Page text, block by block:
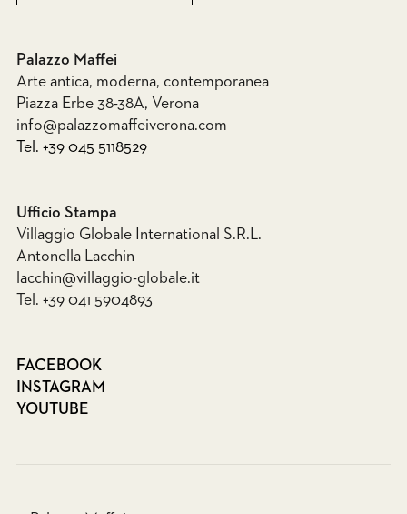
Palazzo Maffei
Arte antica, moderna, contemporanea
Piazza Erbe 38-38A, Verona
info@palazzomaffeiverona.com
Tel. +39 045 5118529
Ufficio Stampa
Villaggio Globale International S.R.L.
Antonella Lacchin
lacchin@villaggio-globale.it
Tel. +39 041 5904893
FACEBOOK
INSTAGRAM
YOUTUBE